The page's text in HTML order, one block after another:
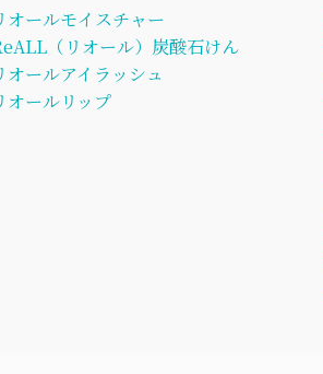
オールモイスチャー
（リオール）炭酸石けん
オールアイラッシュ
オールリップ